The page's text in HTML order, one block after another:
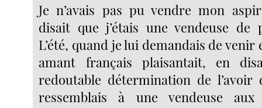
Je n’avais pas pu vendre mon
disait que j’étais une vendeuse de
L’été, quand je lui demandais de
amant français plaisantait, en
redoutable détermination de
ressemblais à une vendeuse